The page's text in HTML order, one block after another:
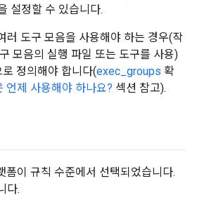
설정할 수 있습니다.
러 도구 모음을 사용해야 하는 경우(작
모음의 실행 파일 또는 도구를 사용)
정의해야 합니다(exec_groups 확
언제 사용해야 하나요? 섹션 참고).
폼이 규칙 수준에서 선택되었습니다.
다.